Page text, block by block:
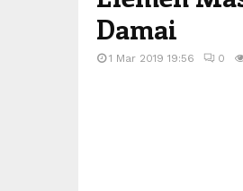
Damai
1 Mar 2019 19:56 0